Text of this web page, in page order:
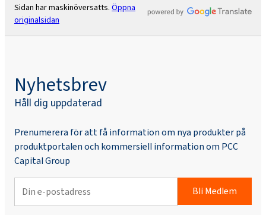
Sidan har maskinöversatts. Öppna
originalsidan
Nyhetsbrev
Håll dig uppdaterad
Prenumerera för att få information om nya produkter på
produktportalen och kommersiell information om PCC
Capital Group
Bli Medlem